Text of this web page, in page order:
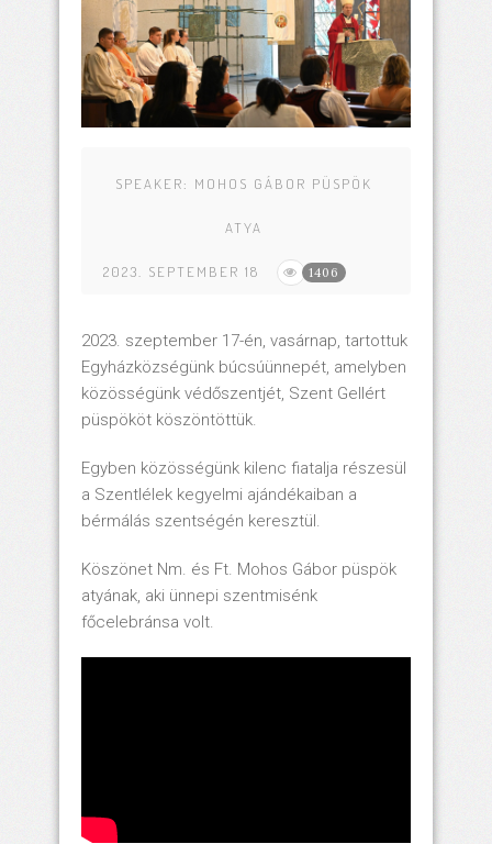
SPEAKER: MOHOS GÁBOR PÜSPÖK
ATYA
2023. SEPTEMBER 18 1406
2023. szeptember 17-én, vasárnap, tartottuk
Egyházközségünk búcsúünnepét, amelyben
közösségünk védőszentjét, Szent Gellért
püspököt köszöntöttük.
Egyben közösségünk kilenc fiatalja részesül
a Szentlélek kegyelmi ajándékaiban a
bérmálás szentségén keresztül.
Köszönet Nm. és Ft. Mohos Gábor püspök
atyának, aki ünnepi szentmisénk
főcelebránsa volt.